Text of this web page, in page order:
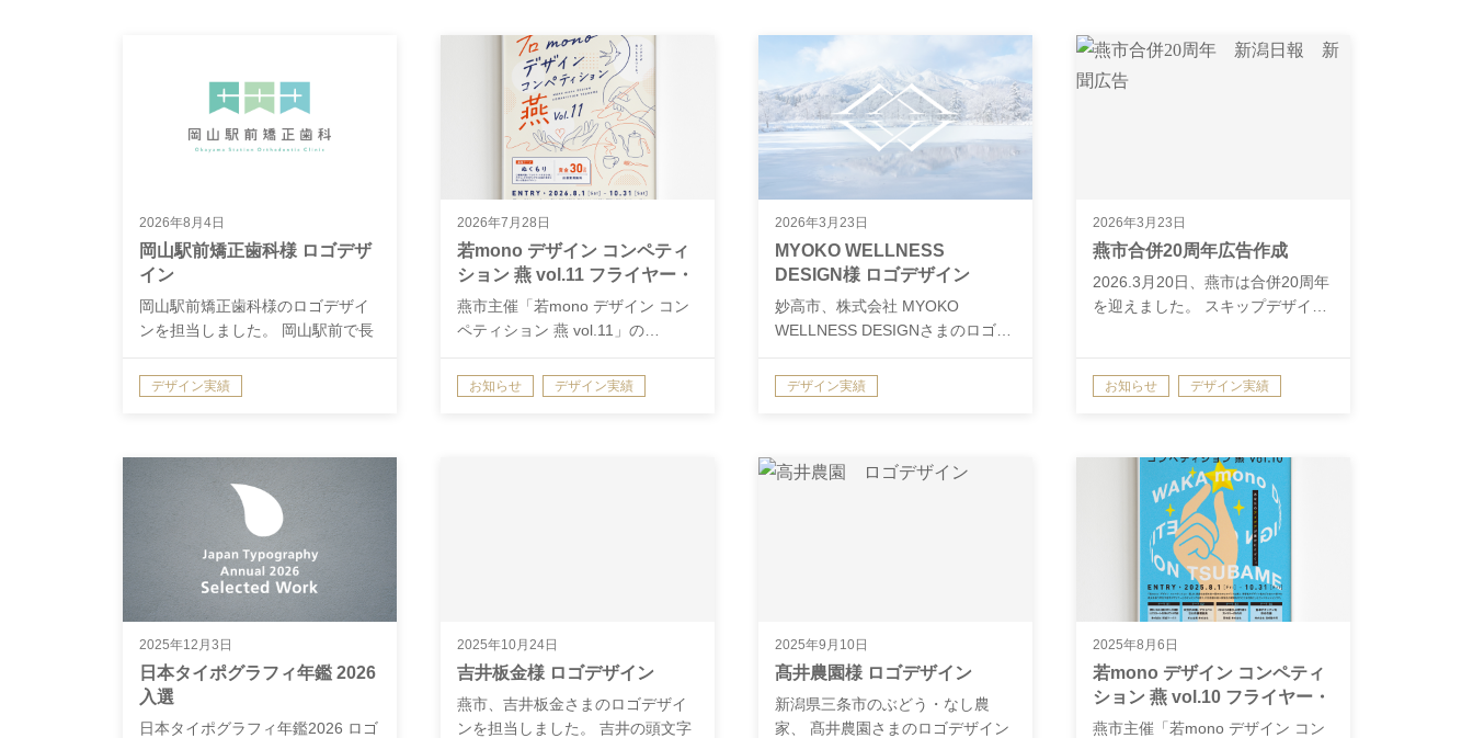
2026年8月4日
岡山駅前矯正歯科様 ロゴデザ
イン
岡山駅前矯正歯科様のロゴデザイ
ンを担当しました。 岡山駅前で長
デザイン実績
2026年7月28日
若mono デザイン コンペティ
ション 燕 vol.11 フライヤー・
ポスターデザイン
燕市主催「若mono デザイン コン
ペティション 燕 vol.11」の…
お知らせ デザイン実績
2026年3月23日
MYOKO WELLNESS
DESIGN様 ロゴデザイン
妙高市、株式会社 MYOKO
WELLNESS DESIGNさまのロゴ…
デザイン実績
2026年3月23日
燕市合併20周年広告作成
2026.3月20日、燕市は合併20周年
を迎えました。 スキップデザイ…
お知らせ デザイン実績
2025年12月3日
日本タイポグラフィ年鑑 2026
入選
日本タイポグラフィ年鑑2026 ロゴ
2025年10月24日
吉井板金様 ロゴデザイン
燕市、吉井板金さまのロゴデザイ
ンを担当しました。 吉井の頭文字
2025年9月10日
髙井農園様 ロゴデザイン
新潟県三条市のぶどう・なし農
家、 髙井農園さまのロゴデザイン
2025年8月6日
若mono デザイン コンペティ
ション 燕 vol.10 フライヤー・
ポスターデザイン
燕市主催「若mono デザイン コン